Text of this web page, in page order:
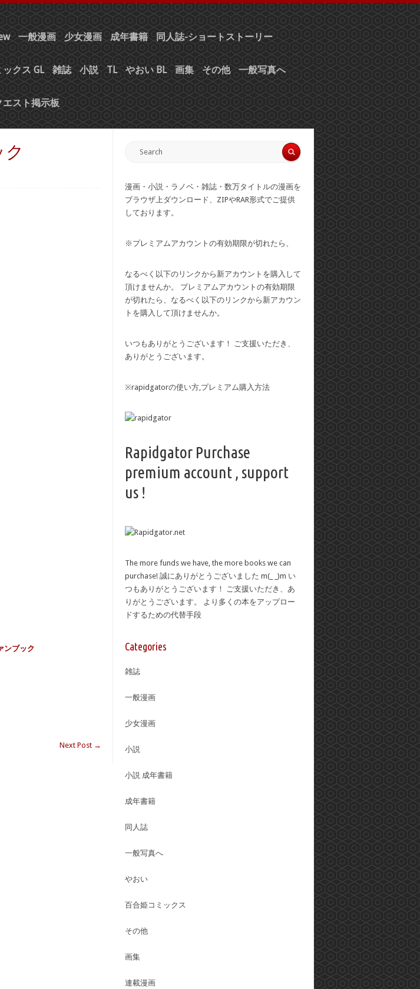
一般漫画 少女漫画 成年書籍 同人誌-ショートストーリー
クス GL 雑誌 小説 TL やおい BL 画集 その他 一般写真へ
スト掲示板
ンブック
Next Post →
漫画・小説・ラノベ・雑誌・数万タイトルの漫画を
ブラウザ上ダウンロード、ZIPやRAR形式でご提供
しております。
※プレミアムアカウントの有効期限が切れたら、
なるべく以下のリンクから新アカウントを購入して
頂けませんか。 プレミアムアカウントの有効期限
が切れたら、なるべく以下のリンクから新アカウン
トを購入して頂けませんか。
いつもありがとうございます！ ご支援いただき、
ありがとうございます。
※rapidgatorの使い方,プレミアム購入方法
Rapidgator Purchase
premium account , support
us !
The more funds we have, the more books we can
purchase! 誠にありがとうございました m(_ _)m い
つもありがとうございます！ ご支援いただき、あ
りがとうございます。 より多くの本をアップロー
ドするための代替手段
Categories
雑誌
一般漫画
少女漫画
小説
小説 成年書籍
成年書籍
同人誌
一般写真へ
やおい
百合姫コミックス
その他
画集
連載漫画